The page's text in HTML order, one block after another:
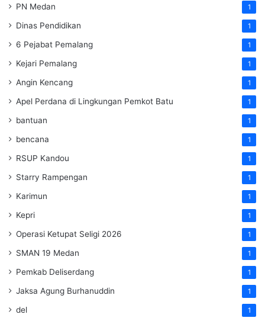
PN Medan 1
Dinas Pendidikan 1
6 Pejabat Pemalang 1
Kejari Pemalang 1
Angin Kencang 1
Apel Perdana di Lingkungan Pemkot Batu 1
bantuan 1
bencana 1
RSUP Kandou 1
Starry Rampengan 1
Karimun 1
Kepri 1
Operasi Ketupat Seligi 2026 1
SMAN 19 Medan 1
Pemkab Deliserdang 1
Jaksa Agung Burhanuddin 1
del 1